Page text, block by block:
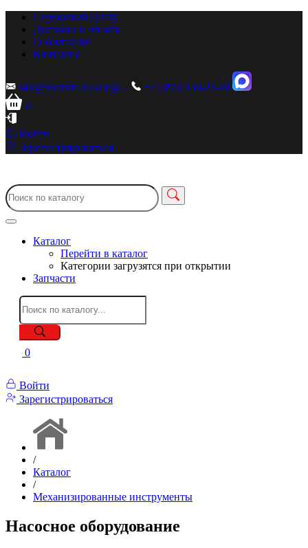
Сервисный центр
Доставка и оплата
О компании
Контакты
sale@zionstm.ru sale@...
+7 (495) 136-23-00
0
Войти
Зарегистрироваться
Каталог
Перейти в каталог
Категории загрузятся при открытии
Запчасти
0
Войти
Зарегистрироваться
/
Каталог
/
Механизированные инструменты
Насосное оборудование